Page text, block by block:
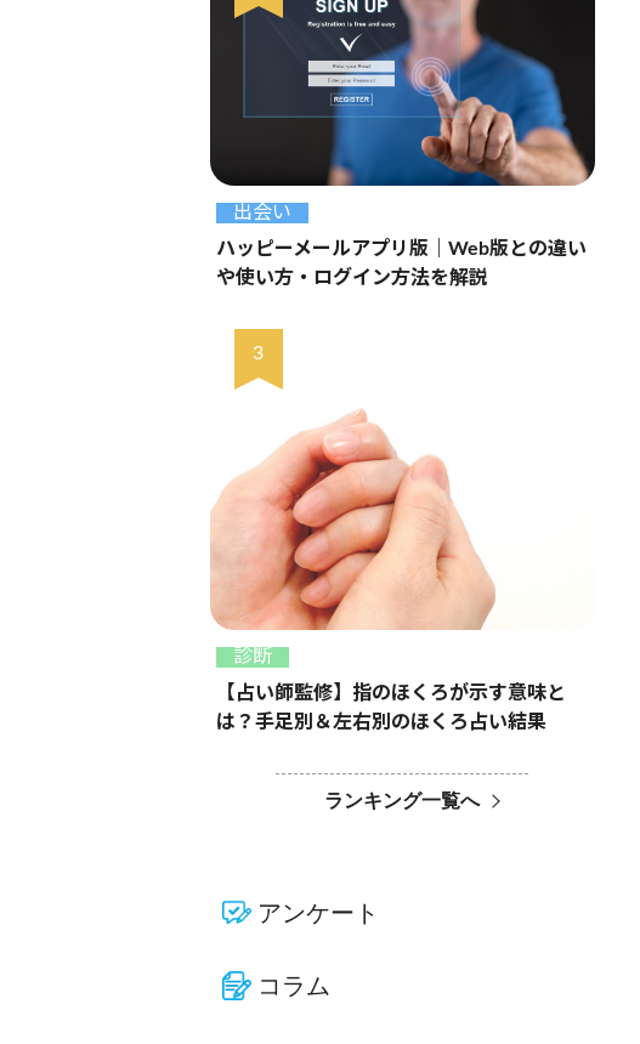
出会い
ハッピーメールアプリ版｜Web版との違い
や使い方・ログイン方法を解説
診断
【占い師監修】指のほくろが示す意味と
は？手足別＆左右別のほくろ占い結果
ランキング一覧へ
アンケート
コラム